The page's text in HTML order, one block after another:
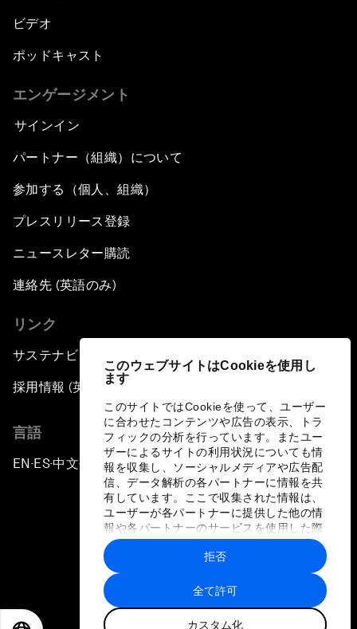
このウェブサイトはCookieを使用し
ます
このサイトではCookieを使って、ユーザー
に合わせたコンテンツや広告の表示、トラ
フィックの分析を行っています。またユー
ザーによるサイトの利用状況についても情
報を収集し、ソーシャルメディアや広告配
信、データ解析の各パートナーに情報を共
有しています。ここで収集された情報は、
ユーザーが各パートナーに提供した他の情
報や各パートナーのサービスを使用した際
に収集された情報と組み合わされ、各パー
トナーによって使用されることがありま
す。
全て許可
カスタム化
拒否
ビデオ
ポッドキャスト
エンゲージメント
サインイン
パートナー（組織）について
参加する（個人、組織）
プレスリリース登録
ニュースレター購読
連絡先 (英語のみ)
リンク
サステナビリティへの取り組み
採用情報 (英語のみ)
言語
EN ▪ES▪中文▪ 日本語
プライバシーポリシーと利用規約
サイトマップ